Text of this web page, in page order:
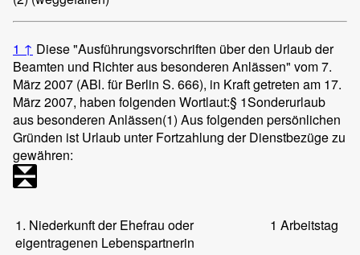
1 ↑ Diese "Ausführungsvorschriften über den Urlaub der
Beamten und Richter aus besonderen Anlässen" vom 7.
März 2007 (ABl. für Berlin S. 666), in Kraft getreten am 17.
März 2007, haben folgenden Wortlaut:§ 1Sonderurlaub
aus besonderen Anlässen(1) Aus folgenden persönlichen
Gründen ist Urlaub unter Fortzahlung der Dienstbezüge zu
gewähren:
1. Niederkunft der Ehefrau oder
eigentragenen Lebenspartnerin
1 Arbeitstag